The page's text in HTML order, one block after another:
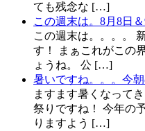
ても残念な […]
この週末は。8月8日＆
この週末は。。。。
す！ まぁこれがこの
ょうね。 公 […]
暑いですね。。。今
ますます暑くなって
祭りですね！ 今年の
りますよう […]